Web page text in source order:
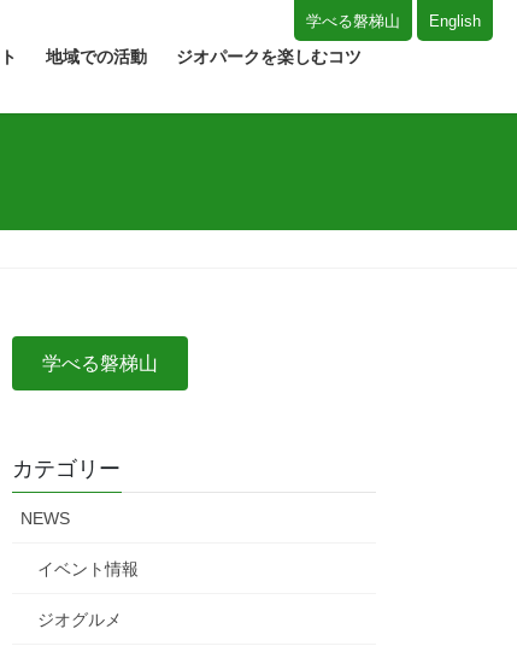
地域での活動 ジオパークを楽しむコツ
学べる磐梯山 English
学べる磐梯山
カテゴリー
NEWS
イベント情報
ジオグルメ